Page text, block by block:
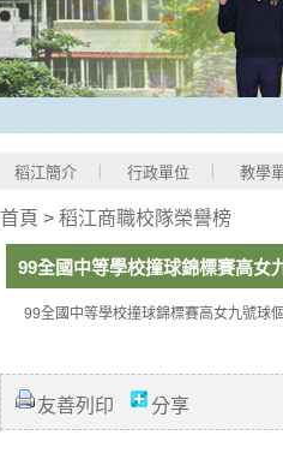
稻江簡介 行政單位 教學
首頁 > 稻江商職校隊榮譽榜
99全國中等學校撞球錦標賽高女
99全國中等學校撞球錦標賽高女九號球
友善列印 分享